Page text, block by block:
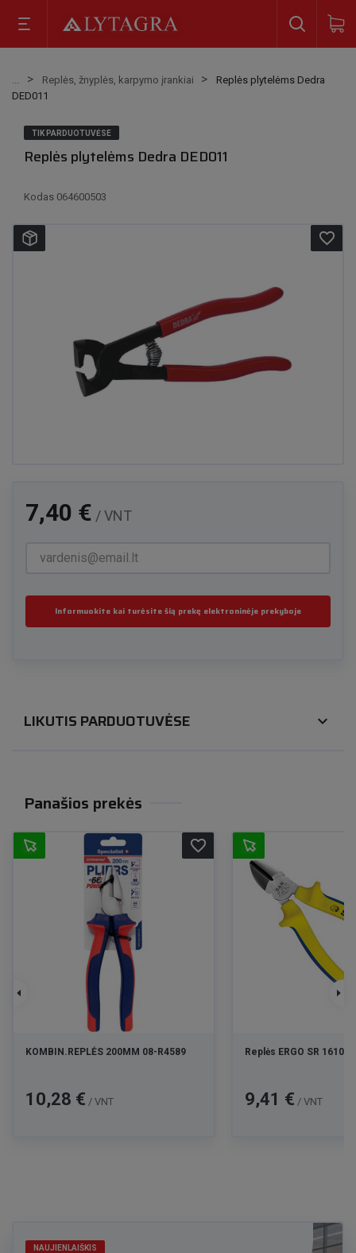
Replės, žnyplės, karpymo įrankiai
Replės plytelėms Dedra
DED011
TIK PARDUOTUVĖSE
Replės plytelėms Dedra DED011
Kodas 064600503
favorite_border
7,40 € / VNT
Informuokite kai turėsite šią prekę elektroninėje prekyboje
LIKUTIS PARDUOTUVĖSE expand_more
Panašios prekės
KOMBIN.REPLĖS 200MM 08-R4589
Kaina
10,28 € / VNT
favorite_border
Replės ERGO SR
Kaina
9,41 € / VNT
NAUJIENLAIŠKIS